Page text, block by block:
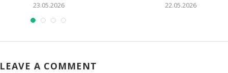
23.05.2026 22.05.2026
LEAVE A COMMENT